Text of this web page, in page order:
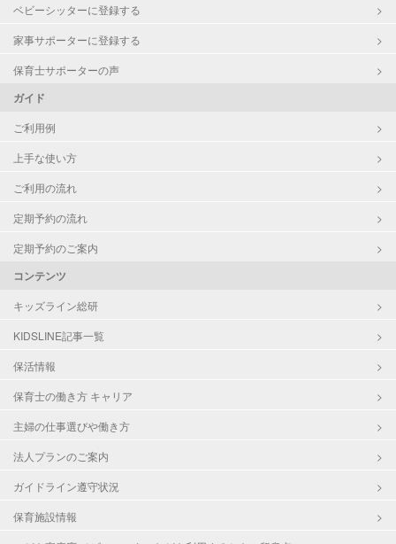
ベビーシッターに登録する
家事サポーターに登録する
保育士サポーターの声
ガイド
ご利用例
上手な使い方
ご利用の流れ
定期予約の流れ
定期予約のご案内
コンテンツ
キッズライン総研
KIDSLINE記事一覧
保活情報
保育士の働き方 キャリア
主婦の仕事選びや働き方
法人プランのご案内
ガイドライン遵守状況
保育施設情報